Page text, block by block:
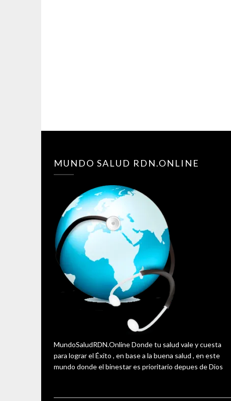
MUNDO SALUD RDN.ONLINE
MundoSaludRDN.Online Donde tu salud vale y cuesta
para lograr el Éxito , en base a la buena salud , en este
mundo donde el binestar es prioritario depues de Dios